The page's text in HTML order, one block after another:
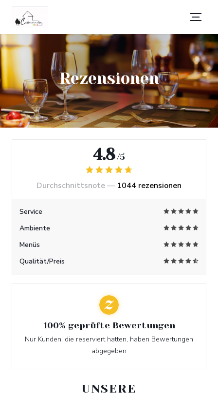
Rezensionen
UNSERE
4.8 /5
Durchschnittsnote — 1044 rezensionen
Service
Ambiente
Menüs
Qualität/Preis
100% geprüfte Bewertungen
Nur Kunden, die reserviert hatten, haben Bewertungen
abgegeben